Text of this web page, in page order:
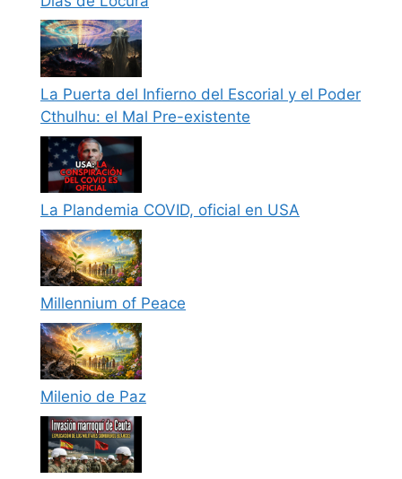
La Puerta del Infierno del Escorial y el Poder
Cthulhu: el Mal Pre-existente
La Plandemia COVID, oficial en USA
Millennium of Peace
Milenio de Paz